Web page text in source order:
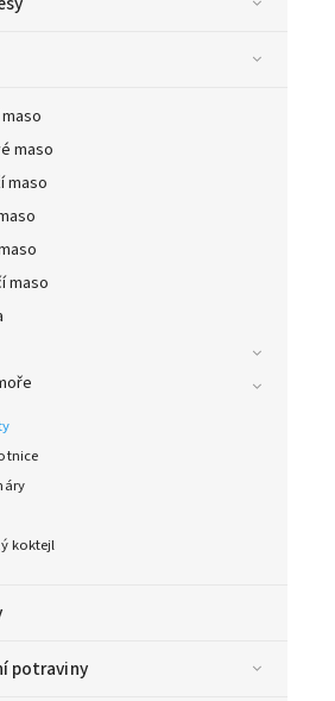
maso
maso
maso
koktejl
potraviny